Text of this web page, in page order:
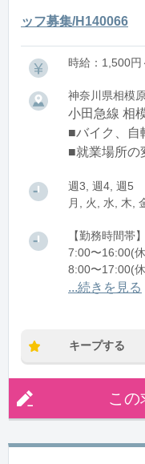
ッフ募集/H140066
時給：1,500円
神奈川県相模
小田急線 相
■バイク、自
■就業場所の
週3, 週4, 週5
月, 火, 水, 木,
【勤務時間帯
7:00〜16:00(
8:00〜17:00(
12:00〜21:00(
...続きを見る
キープする
この